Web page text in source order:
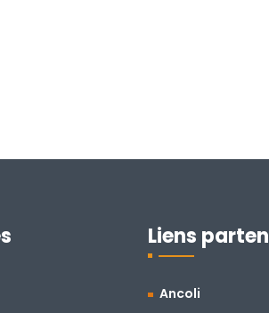
Liens
Ancoli